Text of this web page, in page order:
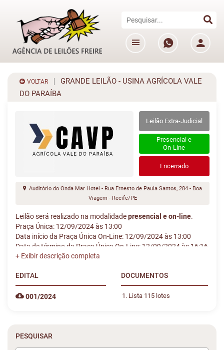
VOLTAR
GRANDE LEILÃO - USINA AGRÍCOLA VALE
DO PARAÍBA
Leilão Extra-Judicial
Presencial e
On-Line
Encerrado
Auditório do Onda Mar Hotel - Rua Ernesto de Paula Santos, 284 - Boa
Viagem - Recife/PE
Leilão será realizado na modalidadepresencial e on-line.
Praça Única: 12/09/2024 às 13:00
Data início da Praça Única On-Line: 12/09/2024 às 13:00
Data de término da Praça Única On-Line: 12/09/2024 às 16:16
EDITAL
001/2024
DOCUMENTOS
Lista 115 lotes
PESQUISAR